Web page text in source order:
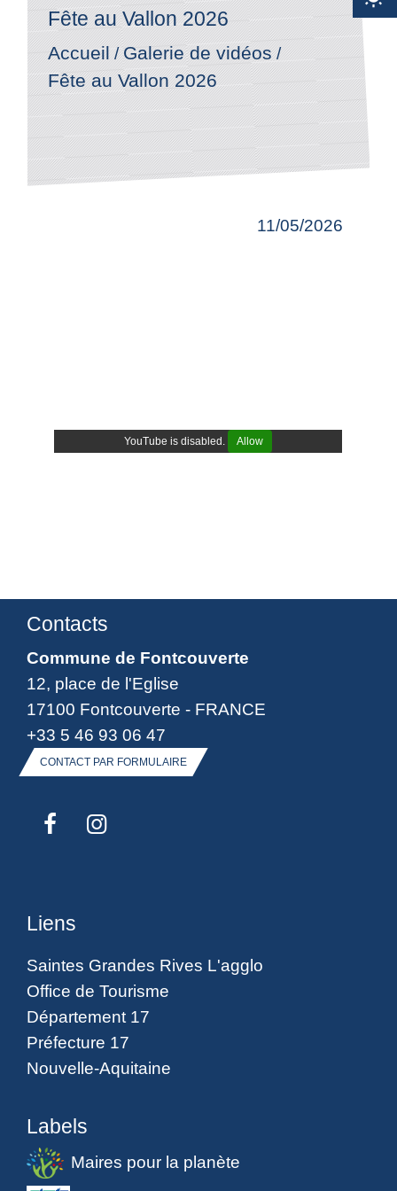
Fête au Vallon 2026
Accueil /Galerie de vidéos/
Fête au Vallon 2026
11/05/2026
YouTube is disabled. Allow
Contacts
Commune de Fontcouverte
12, place de l'Eglise
17100 Fontcouverte - FRANCE
+33 5 46 93 06 47
CONTACT PAR FORMULAIRE
Liens
Saintes Grandes Rives L'agglo
Office de Tourisme
Département 17
Préfecture 17
Nouvelle-Aquitaine
Labels
Maires pour la planète